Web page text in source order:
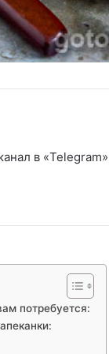
в
потребуется: